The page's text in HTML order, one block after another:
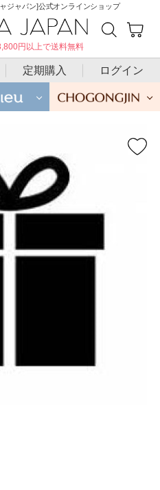
ジャパン]公式オンラインショップ
円以上で送料無料
定期購入 ログイン